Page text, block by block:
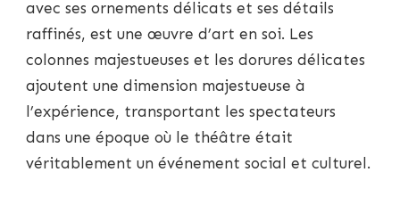
avec ses ornements délicats et ses détails
raffinés, est une œuvre d’art en soi. Les
colonnes majestueuses et les dorures délicates
ajoutent une dimension majestueuse à
l’expérience, transportant les spectateurs
dans une époque où le théâtre était
véritablement un événement social et culturel.